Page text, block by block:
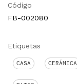
Código
FB-002080
Etiquetas
CASA CERÁMICA